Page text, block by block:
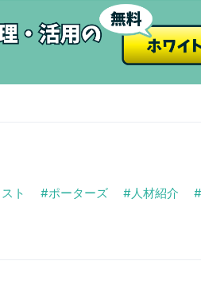
ト ポーターズ 人材紹介